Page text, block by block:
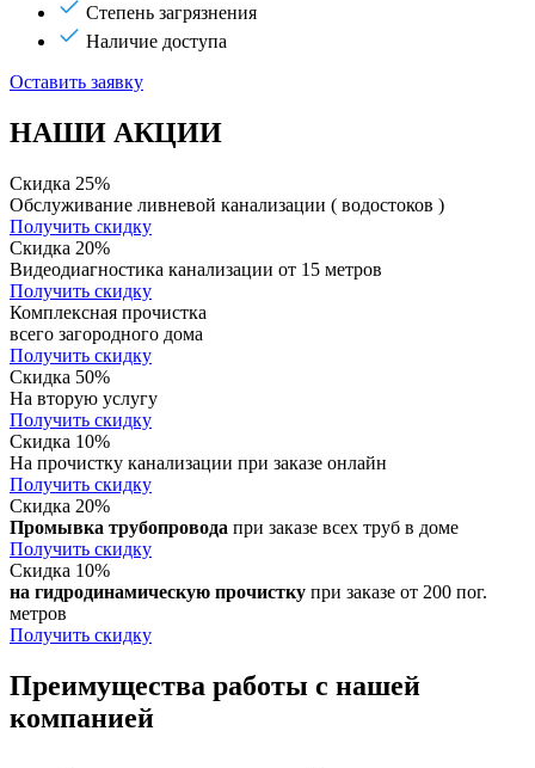
Степень загрязнения
Наличие доступа
Оставить заявку
НАШИ АКЦИИ
Скидка 25%
Обслуживание ливневой канализации ( водостоков )
Получить скидку
Скидка 20%
Видеодиагностика канализации от 15 метров
Получить скидку
Комплексная прочистка
всего загородного дома
Получить скидку
Скидка 50%
На вторую услугу
Получить скидку
Скидка 10%
На прочистку канализации при заказе онлайн
Получить скидку
Скидка 20%
Промывка трубопровода при заказе всех труб в доме
Получить скидку
Скидка 10%
на гидродинамическую прочистку при заказе от 200 пог.
метров
Получить скидку
Преимущества работы с нашей
компанией